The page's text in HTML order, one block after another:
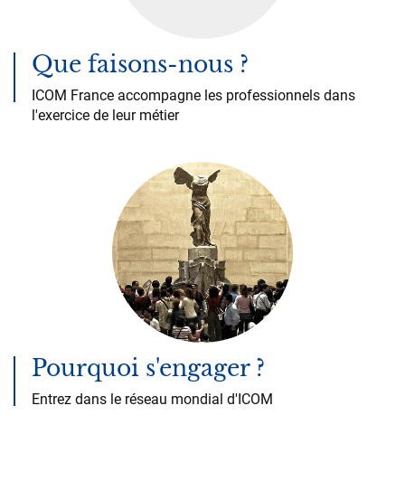
Que faisons-nous ?
ICOM France accompagne les professionnels dans
l'exercice de leur métier
Pourquoi s'engager ?
Entrez dans le réseau mondial d'ICOM